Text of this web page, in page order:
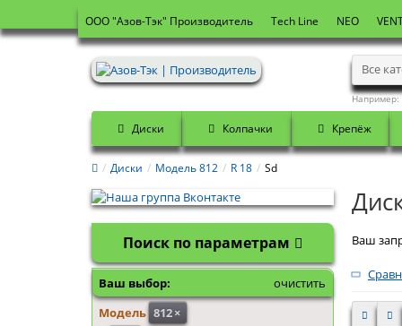
OOO "Азов-Тэк" Производитель Tech Line NEO
Все
Например:
Диски Колпачки Крепёж
Диски Модель 812 R 18 Sd
Поиск по параметрам
Ваш выбор:
очистить
Модель 812×
Ваш